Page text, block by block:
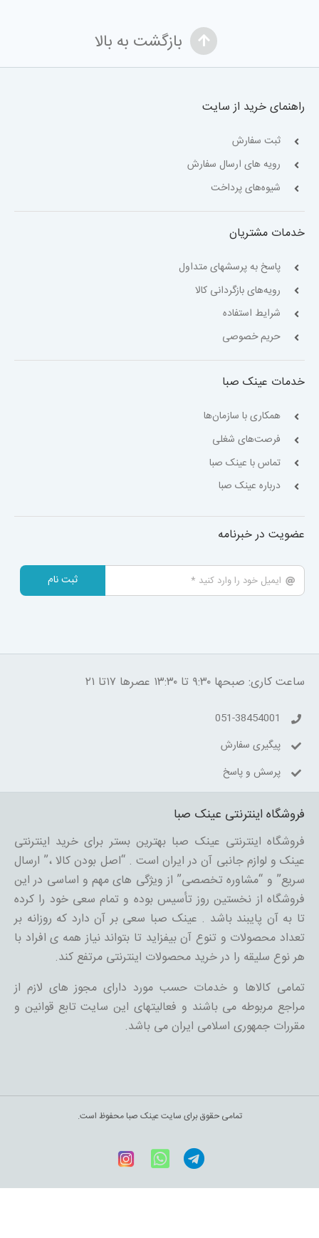
بازگشت به بالا
راهنمای خرید از سایت
ثبت سفارش
رویه های ارسال سفارش
شیوه‌های پرداخت
خدمات مشتریان
پاسخ به پرسشهای متداول
رویه‌های بازگردانی کالا
شرایط استفاده
حریم خصوصی
خدمات عینک صبا
همکاری با سازمان‌ها
فرصت‌های شغلی
تماس با عینک صبا
درباره عینک صبا
عضویت در خبرنامه
ثبت نام
ساعت کاری: صبحها ۹:۳۰ تا ۱۳:۳۰ عصرها ۱۷تا ۲۱
051-38454001
پیگیری سفارش
پرسش و پاسخ
فروشگاه اینترنتی عینک صبا
فروشگاه اینترنتی عینک صبا بهترین بستر برای خرید اینترنتی
عینک و لوازم جانبی آن در ایران است . “اصل بودن کالا ،” ارسال
سریع” و “مشاوره تخصصی” از ویژگی های مهم و اساسی در این
فروشگاه از نخستین روز تأسیس بوده و تمام سعی خود را کرده
تا به آن پایبند باشد . عینک صبا سعی بر آن دارد که روزانه بر
تعداد محصولات و تنوع آن بیفزاید تا بتواند نیاز همه ی افراد با
هر نوع سلیقه را در خرید محصولات اینترنتی مرتفع کند.
تمامی کالاها و خدمات حسب مورد دارای مجوز های لازم از
مراجع مربوطه می باشند و فعالیتهای این سایت تابع قوانین و
مقررات جمهوری اسلامی ایران می باشد.
تمامی حقوق برای سایت عینک صبا محفوظ است.
Telegram
WhatsApp
اینستاگرام